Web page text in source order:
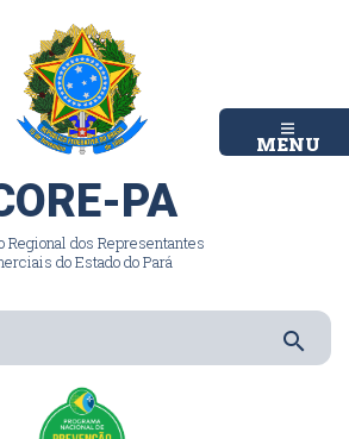
MENU
PA
Regional dos Representantes
do Estado do Pará
search